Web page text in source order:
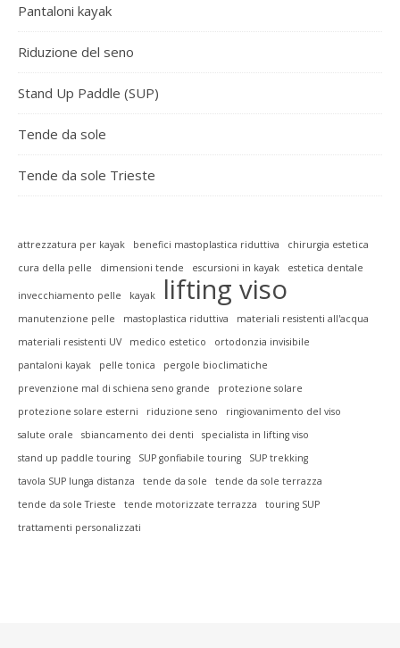
Pantaloni kayak
Riduzione del seno
Stand Up Paddle (SUP)
Tende da sole
Tende da sole Trieste
attrezzatura per kayak benefici mastoplastica riduttiva
chirurgia estetica
cura della pelle
dimensioni tende escursioni in kayak estetica dentale
invecchiamento pelle kayak lifting viso
manutenzione pelle mastoplastica riduttiva
materiali resistenti all'acqua
materiali resistenti UV
medico estetico
ortodonzia invisibile
pantaloni kayak
pelle tonica
pergole bioclimatiche
prevenzione mal di schiena seno grande
protezione solare
protezione solare esterni
riduzione seno
ringiovanimento del viso
salute orale
sbiancamento dei denti
specialista in lifting viso
stand up paddle touring
SUP gonfiabile touring
SUP trekking
tavola SUP lunga distanza
tende da sole
tende da sole terrazza
tende da sole Trieste
tende motorizzate terrazza
touring SUP
trattamenti personalizzati